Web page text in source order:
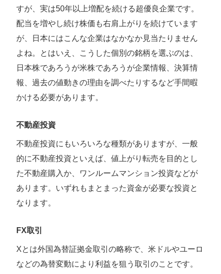
すが、実は50年以上増配を続ける超優良企業です。
配当を増やし続け株価も右肩上がりを続けています
が、日本にはこんな企業はなかなか見当たりません
よね。とはいえ、こうした個別の銘柄を選ぶのは、
日本株であろうが米株であろうが企業情報、決算情
報、過去の値動きの理由を調べたりするなど手間暇
かける必要があります。
不動産投資
不動産投資にもいろいろな種類がありますが、一般
的に不動産投資といえば、値上がり転売を目的とし
た不動産購入か、ワンルームマンション投資などが
あります。いずれもまとまった資金が必要な投資と
なります。
FX取引
Xとは外国為替証拠金取引の略称で、米ドルやユーロ
などの為替変動により利益を狙う取引のことです。